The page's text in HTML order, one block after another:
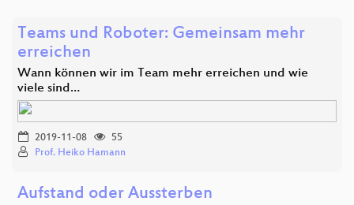
Teams und Roboter: Gemeinsam mehr
erreichen
Wann können wir im Team mehr erreichen und wie
viele sind…
2019-11-08
55
Prof. Heiko Hamann
Aufstand oder Aussterben